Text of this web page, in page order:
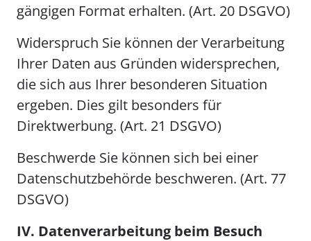
gängigen Format erhalten. (Art. 20 DSGVO)
Widerspruch Sie können der Verarbeitung
Ihrer Daten aus Gründen widersprechen,
die sich aus Ihrer besonderen Situation
ergeben. Dies gilt besonders für
Direktwerbung. (Art. 21 DSGVO)
Beschwerde Sie können sich bei einer
Datenschutzbehörde beschweren. (Art. 77
DSGVO)
IV. Datenverarbeitung beim Besuch